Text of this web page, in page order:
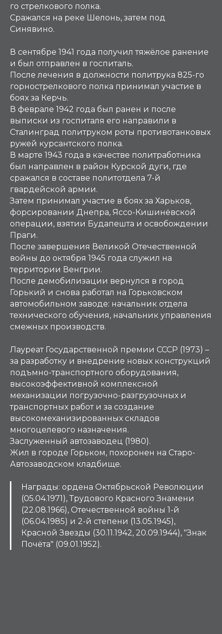
го стрелкового полка.
Сражался на реке Шелонь, затем под
Синявино.
В сентябре 1941 года получил тяжёлое ранение
и был отправлен в госпиталь.
После лечения в должности политрука 825-го
горнострелкового полка принимал участие в
боях за Керчь.
В феврале 1942 года был ранен и после
выписки из госпиталя его направили в
Сталинград политруком роты противотанковых
ружей курсантского полка.
В марте 1943 года в качестве политработника
был направлен в район Курской дуги, где
сражался в составе политотдела 7-й
гвардейской армии.
Затем принимал участие в боях за Харьков,
форсировании Днепра, Яссо-Кишинёвской
операции, взятии Будапешта и освобождении
Праги.
После завершения Великой Отечественной
войны до октября 1945 года служил на
территории Венгрии.
После демобилизации вернулся в город
Горький и снова работал на Горьковском
автомобильном заводе: начальник отдела
технического обучения, начальник управления
смежных производств.
Лауреат Государственной премии СССР (1973) –
за разработку и внедрение новых конструкций
подъмно-транспортного оборудования,
высокоэффективной комплексной
механизации погрузочно-разгрузочных и
транспортных работ и за создание
высокомеханизированных складов
многоцелевого назначения.
Заслуженный автозаводец (1980).
Жил в городе Горьком, похоронен на Старо-
Автозаводском кладбище.
Награды: ордена Октябрьской Революции
(05.04.1971), Трудового Красного Знамени
(22.08.1966), Отечественной войны 1-й
(06.04.1985) и 2-й степени (13.05.1945),
Красной Звезды (30.11.1942, 20.09.1944), "Знак
Почёта" (09.01.1952).